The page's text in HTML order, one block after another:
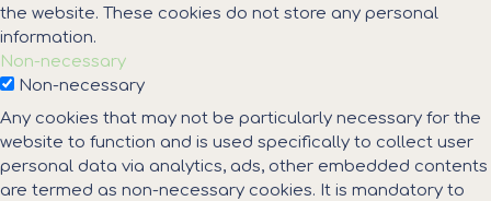
the website. These cookies do not store any personal
information.
Non-necessary
Non-necessary
Any cookies that may not be particularly necessary for the
website to function and is used specifically to collect user
personal data via analytics, ads, other embedded contents
are termed as non-necessary cookies. It is mandatory to